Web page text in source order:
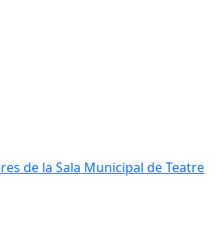
de la Sala Municipal de Teatre